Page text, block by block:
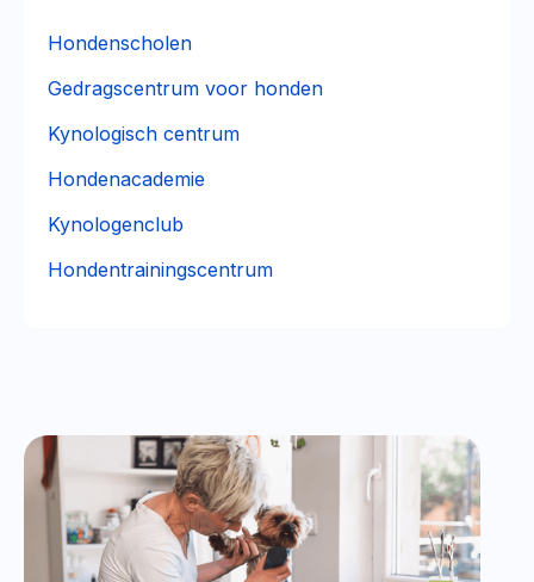
Hondenscholen
Gedragscentrum voor honden
Kynologisch centrum
Hondenacademie
Kynologenclub
Hondentrainingscentrum